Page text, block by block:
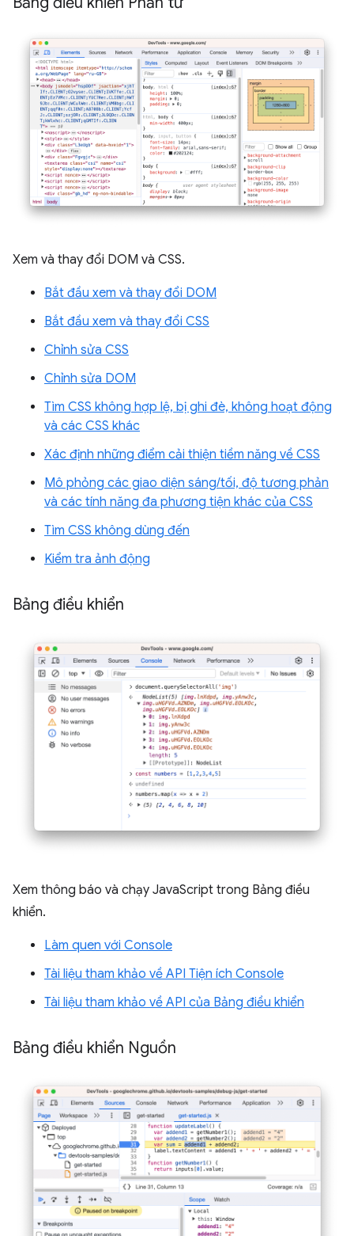
Xem và thay đổi DOM và CSS.
Bắt đầu xem và thay đổi DOM
Bắt đầu xem và thay đổi CSS
Chỉnh sửa CSS
Chỉnh sửa DOM
Tìm CSS không hợp lệ, bị ghi đè, không hoạt động
và các CSS khác
Xác định những điểm cải thiện tiềm năng về CSS
Mô phỏng các giao diện sáng/tối, độ tương phản
và các tính năng đa phương tiện khác của CSS
Tìm CSS không dùng đến
Kiểm tra ảnh động
Bảng điều khiển
Xem thông báo và chạy JavaScript trong Bảng điều
khiển.
Làm quen với Console
Tài liệu tham khảo về API Tiện ích Console
Tài liệu tham khảo về API của Bảng điều khiển
Bảng điều khiển Nguồn